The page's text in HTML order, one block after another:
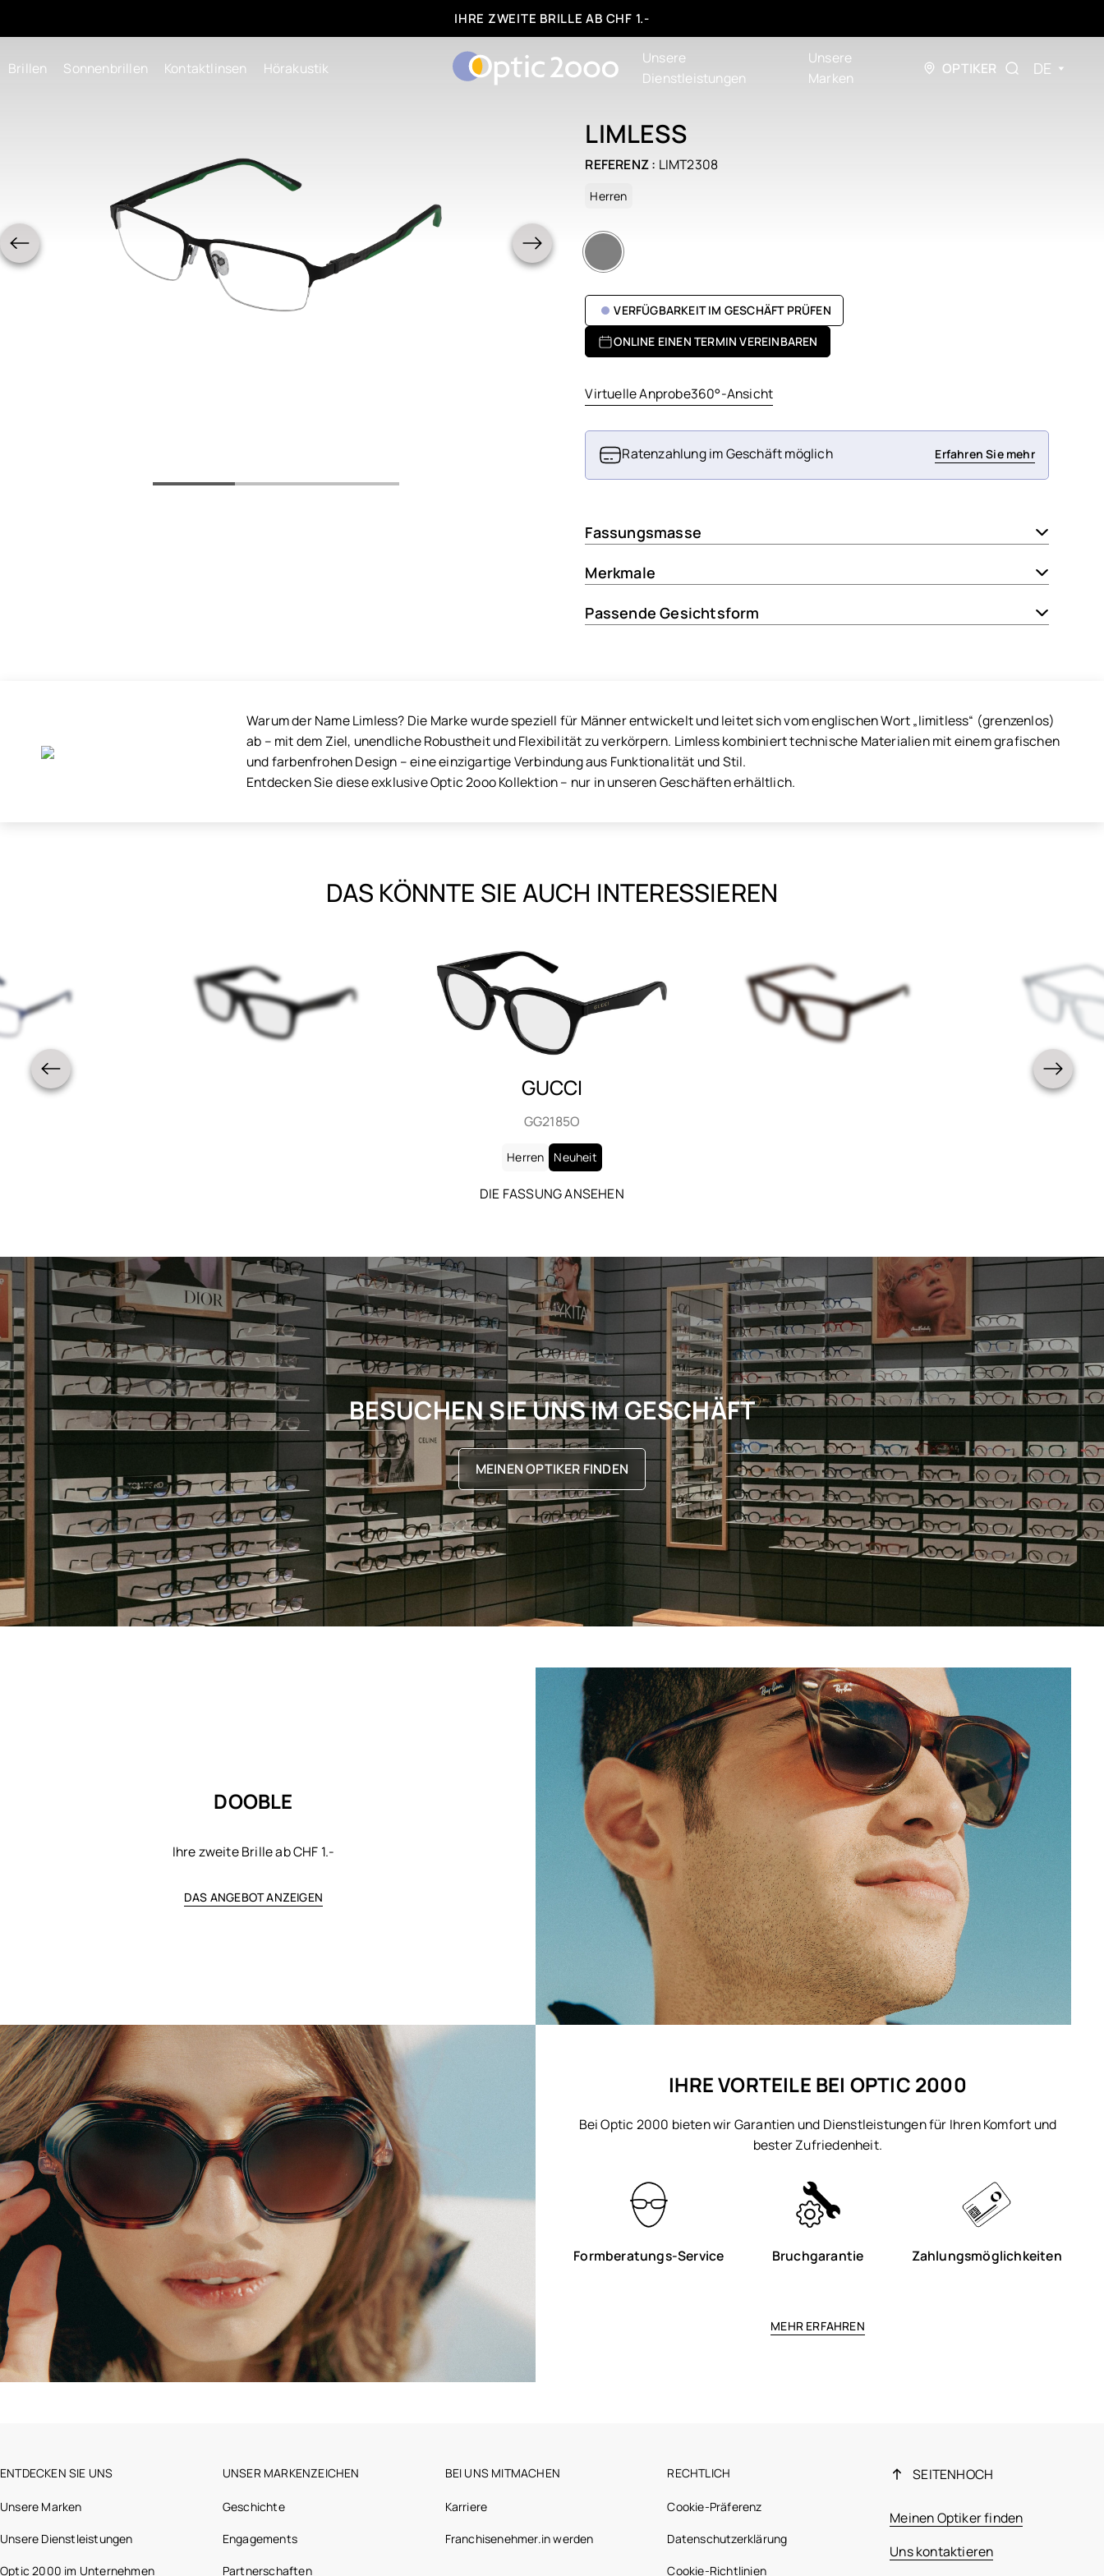
IHRE ZWEITE BRILLE AB CHF 1.-
Brillen Sonnenbrillen Kontaktlinsen Hörakustik
Unsere
Dienstleistungen
Unsere
Marken
OPTIKER DE
LIMLESS
REFERENZ : LIMT2308
Herren
VERFÜGBARKEIT IM GESCHÄFT PRÜFEN
ONLINE EINEN TERMIN VEREINBAREN
Virtuelle Anprobe360°-Ansicht
Ratenzahlung im Geschäft möglich Erfahren Sie mehr
Fassungsmasse
Merkmale
Passende Gesichtsform
Warum der Name Limless? Die Marke wurde speziell für Männer entwickelt und leitet sich vom englischen Wort „limitless“ (grenzenlos)
ab – mit dem Ziel, unendliche Robustheit und Flexibilität zu verkörpern. Limless kombiniert technische Materialien mit einem grafischen
und farbenfrohen Design – eine einzigartige Verbindung aus Funktionalität und Stil.
Entdecken Sie diese exklusive Optic 2ooo Kollektion – nur in unseren Geschäften erhältlich.
DAS KÖNNTE SIE AUCH INTERESSIEREN
SAINT LAURENT
SL 906
Herren Neuheit
DIE FASSUNG ANSEHEN
BESUCHEN SIE UNS IM GESCHÄFT
MEINEN OPTIKER FINDEN
DOOBLE
Ihre zweite Brille ab CHF 1.-
DAS ANGEBOT ANZEIGEN
IHRE VORTEILE BEI OPTIC 2000
Bei Optic 2000 bieten wir Garantien und Dienstleistungen für Ihren Komfort und
bester Zufriedenheit.
Formberatungs-Service Bruchgarantie Zahlungsmöglichkeiten
MEHR ERFAHREN
ENTDECKEN SIE UNS
Unsere Marken
Unsere Dienstleistungen
Optic 2000 im Unternehmen
UNSER MARKENZEICHEN
Geschichte
Engagements
Partnerschaften
BEI UNS MITMACHEN
Karriere
Franchisenehmer.in werden
RECHTLICH
Cookie-Präferenz
Datenschutzerklärung
Cookie-Richtlinien
SEITENHOCH
Meinen Optiker finden
Uns kontaktieren